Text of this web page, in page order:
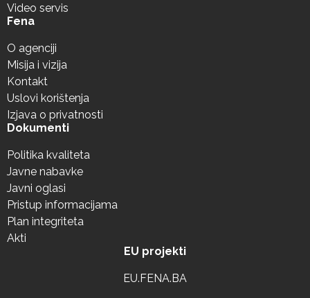
Video servis
Fena
O agenciji
Misija i vizija
Kontakt
Uslovi korištenja
Izjava o privatnosti
Dokumenti
Politika kvaliteta
Javne nabavke
Javni oglasi
Pristup informacijama
Plan integriteta
Akti
EU projekti
EU.FENA.BA